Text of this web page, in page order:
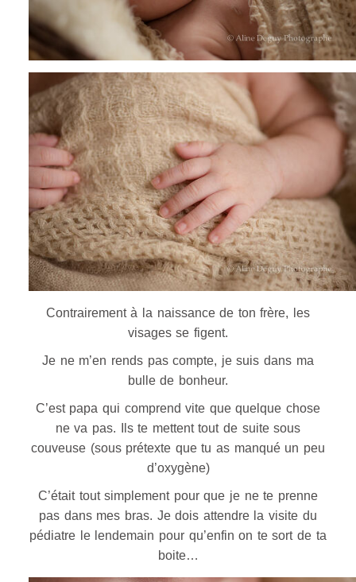
Contrairement à la naissance de ton frère, les
visages se figent.
Je ne m’en rends pas compte, je suis dans ma
bulle de bonheur.
C’est papa qui comprend vite que quelque chose
ne va pas. Ils te mettent tout de suite sous
couveuse (sous prétexte que tu as manqué un peu
d’oxygène)
C’était tout simplement pour que je ne te prenne
pas dans mes bras. Je dois attendre la visite du
pédiatre le lendemain pour qu’enfin on te sort de ta
boite…